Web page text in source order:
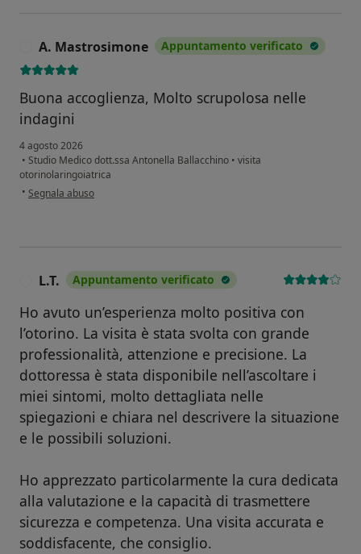
A. Mastrosimone Appuntamento verificato
Buona accoglienza, Molto scrupolosa nelle
indagini
4 agosto 2026
• Studio Medico dott.ssa Antonella Ballacchino • visita
otorinolaringoiatrica
• secondo l'opinione dell'utente A. Mastrosimone
Segnala abuso
L.T. Appuntamento verificato
Ho avuto un’esperienza molto positiva con
l’otorino. La visita è stata svolta con grande
professionalità, attenzione e precisione. La
dottoressa è stata disponibile nell’ascoltare i
miei sintomi, molto dettagliata nelle
spiegazioni e chiara nel descrivere la situazione
e le possibili soluzioni.
Ho apprezzato particolarmente la cura dedicata
alla valutazione e la capacità di trasmettere
sicurezza e competenza. Una visita accurata e
soddisfacente, che consiglio.